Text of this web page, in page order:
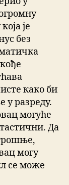
је
без
како би
у разреду.
могуће
Да
могу
се може